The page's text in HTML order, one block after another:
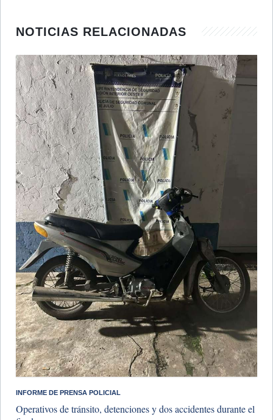
NOTICIAS RELACIONADAS
INFORME DE PRENSA POLICIAL
Operativos de tránsito, detenciones y dos accidentes durante el